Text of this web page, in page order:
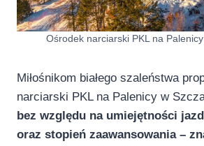
Ośrodek narciarski PKL na
Miłośnikom białego szaleństwa
narciarski PKL na Palenicy w
bez względu na umiejętności
oraz stopień zaawansowania –